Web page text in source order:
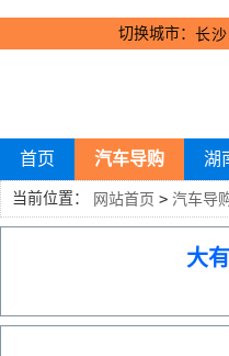
切换城市： 长沙
首页 汽车导购 湖
当前位置： 网站首页 > 汽车导
大